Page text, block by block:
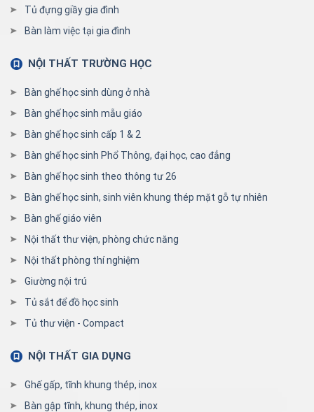
Tủ đựng giầy gia đình
Bàn làm việc tại gia đình
NỘI THẤT TRƯỜNG HỌC
Bàn ghế học sinh dùng ở nhà
Bàn ghế học sinh mẫu giáo
Bàn ghế học sinh cấp 1 & 2
Bàn ghế học sinh Phổ Thông, đại học, cao đẳng
Bàn ghế học sinh theo thông tư 26
Bàn ghế học sinh, sinh viên khung thép mặt gỗ tự nhiên
Bàn ghế giáo viên
Nội thất thư viện, phòng chức năng
Nội thất phòng thí nghiệm
Giường nội trú
Tủ sắt để đồ học sinh
Tủ thư viện - Compact
NỘI THẤT GIA DỤNG
Ghế gấp, tĩnh khung thép, inox
Bàn gập tĩnh, khung thép, inox